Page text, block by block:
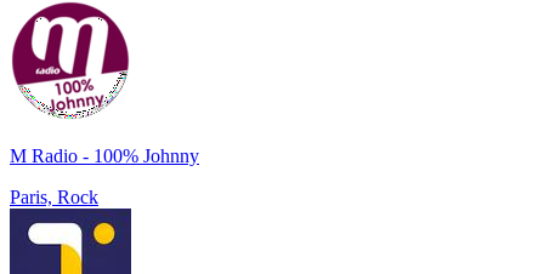
M Radio - 100% Johnny
Paris, Rock